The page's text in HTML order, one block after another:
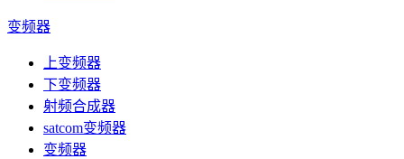
变频器
上变频器
下变频器
射频合成器
satcom变频器
变频器